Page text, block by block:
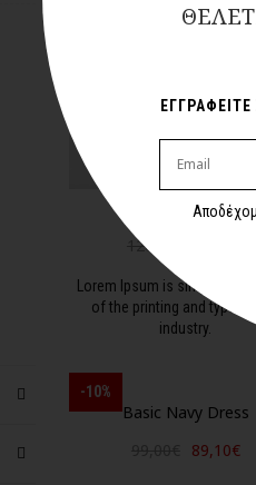
Red Dress
120,00€
Lorem Ipsum is simply
of the printing and
industry.
-10%
Basic Navy Dress
89,10€